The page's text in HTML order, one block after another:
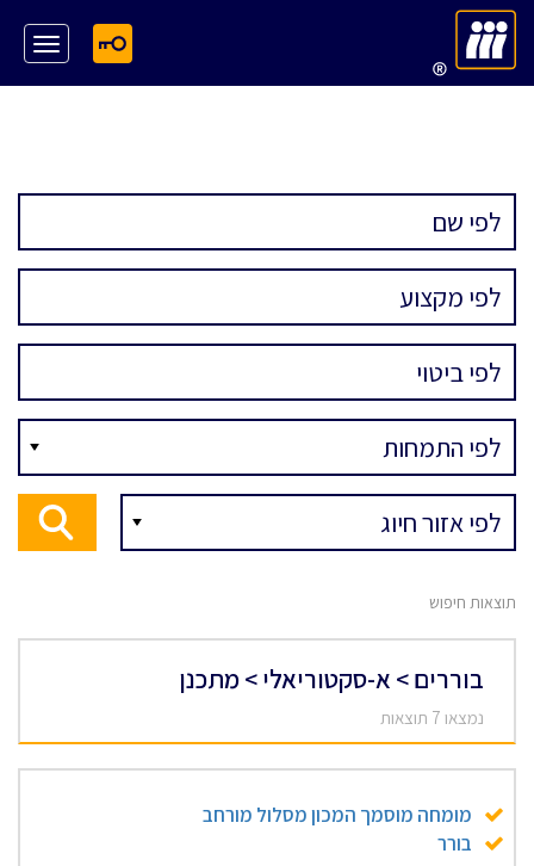
תוצאות חיפוש
בוררים > א-סקטוריאלי > מתכנן
נמצאו 7 תוצאות
מומחה מוסמך המכון מסלול מורחב
בורר